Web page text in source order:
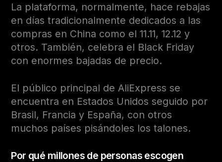
La plataforma, normalmente, hace rebajas
en días tradicionalmente dedicados a las
compras en China como el 11.11, 12.12 y
otros. También, celebra el Black Friday
con enormes bajadas de precio.
El público principal de AliExpress se
encuentra en Estados Unidos seguido por
Brasil, Francia y España, con otros
muchos países pisándoles los talones.
Por qué millones de personas escogen